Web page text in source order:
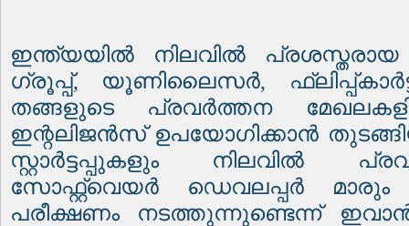
ഇന്ത്യയിൽ നിലവിൽ
ഗ്രൂപ്പ്, യൂണിലൈസർ,
തങ്ങളുടെ പ്രവർത്തന
ഇന്റലിജൻസ് ഉപയോഗിക്കാൻ
സ്റ്റാർട്ടപ്പുകളും നിലവിൽ
സോഫ്റ്റ്‌വെയർ ഡെവലപ്പർ മാരും
പരീക്ഷണം നടത്തുന്നുണ്ടെന്ന്